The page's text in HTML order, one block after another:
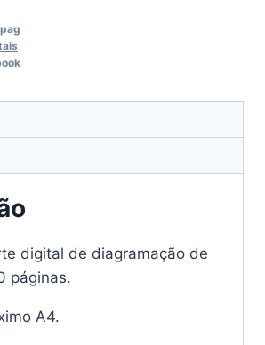
digital de diagramação de
páginas.
A4.